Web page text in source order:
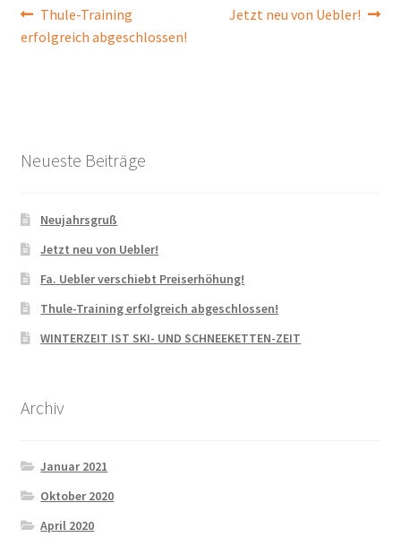
Beitragsnavigation
Vorheriger
Beitrag:
Thule-Training
erfolgreich abgeschlossen!
Nächster
Jetzt neu von Uebler!
Neueste Beiträge
Neujahrsgruß
Jetzt neu von Uebler!
Fa. Uebler verschiebt Preiserhöhung!
Thule-Training erfolgreich abgeschlossen!
WINTERZEIT IST SKI- UND SCHNEEKETTEN-ZEIT
Archiv
Januar 2021
Oktober 2020
April 2020